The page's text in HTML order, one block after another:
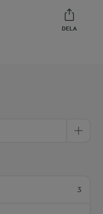
DELA
3